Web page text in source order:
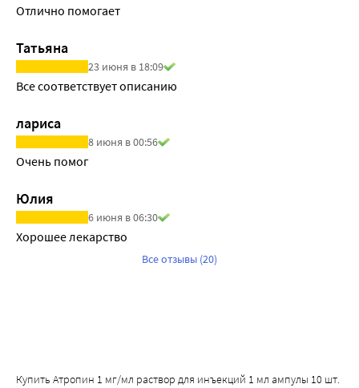
Отлично помогает
Татьяна
23 июня в 18:09
Все соответствует описанию
лариса
8 июня в 00:56
Очень помог
Юлия
6 июня в 06:30
Хорошее лекарство
Все отзывы (20)
Купить Атропин 1 мг/мл раствор для инъекций 1 мл ампулы 10 шт.